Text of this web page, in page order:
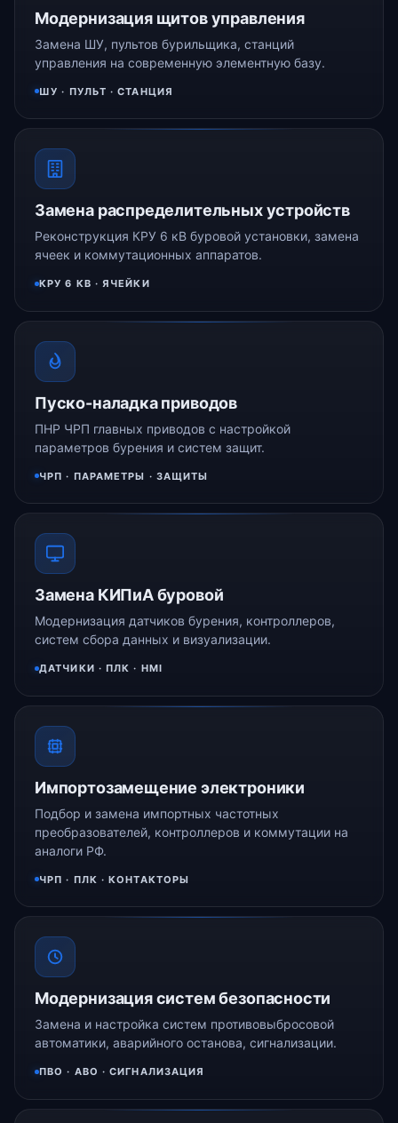
Модернизация щитов управления
Замена ШУ, пультов бурильщика, станций
управления на современную элементную базу.
ШУ · ПУЛЬТ · СТАНЦИЯ
Замена распределительных устройств
Реконструкция КРУ 6 кВ буровой установки, замена
ячеек и коммутационных аппаратов.
КРУ 6 КВ · ЯЧЕЙКИ
Пуско-наладка приводов
ПНР ЧРП главных приводов с настройкой
параметров бурения и систем защит.
ЧРП · ПАРАМЕТРЫ · ЗАЩИТЫ
Замена КИПиА буровой
Модернизация датчиков бурения, контроллеров,
систем сбора данных и визуализации.
ДАТЧИКИ · ПЛК · HMI
Импортозамещение электроники
Подбор и замена импортных частотных
преобразователей, контроллеров и коммутации на
аналоги РФ.
ЧРП · ПЛК · КОНТАКТОРЫ
Модернизация систем безопасности
Замена и настройка систем противовыбросовой
автоматики, аварийного останова, сигнализации.
ПВО · АВО · СИГНАЛИЗАЦИЯ